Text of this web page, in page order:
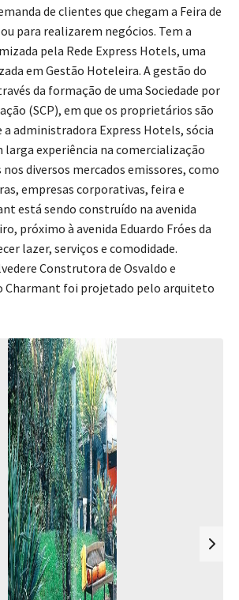
de clientes que chegam a Feira de
para realizarem negócios. Tem a
pela Rede Express Hotels, uma
em Gestão Hoteleira. A gestão do
da formação de uma Sociedade por
(SCP), em que os proprietários são
a administradora Express Hotels, sócia
larga experiência na comercialização
diversos mercados emissores, como
empresas corporativas, feira e
está sendo construído na avenida
próximo à avenida Eduardo Fróes da
lazer, serviços e comodidade.
Construtora de Osvaldo e
Charmant foi projetado pelo arquiteto